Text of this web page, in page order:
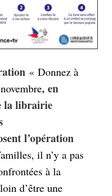
« Donnez à
, en
la librairie
l’opération
il n’y a pas
à la
d’être une